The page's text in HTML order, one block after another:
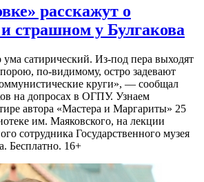
расскажут о
страшном у Булгакова
сатирический. Из-под пера выходят
по-видимому, остро задевают
круги», — сообщал
на допросах в ОГПУ. Узнаем
автора «Мастера и Маргариты» 25
им. Маяковского, на лекции
сотрудника Государственного музея
Бесплатно. 16+